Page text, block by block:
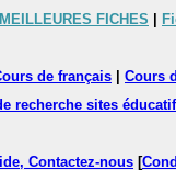
FICHES
de français Cours
recherche sites
Contactez-nous [